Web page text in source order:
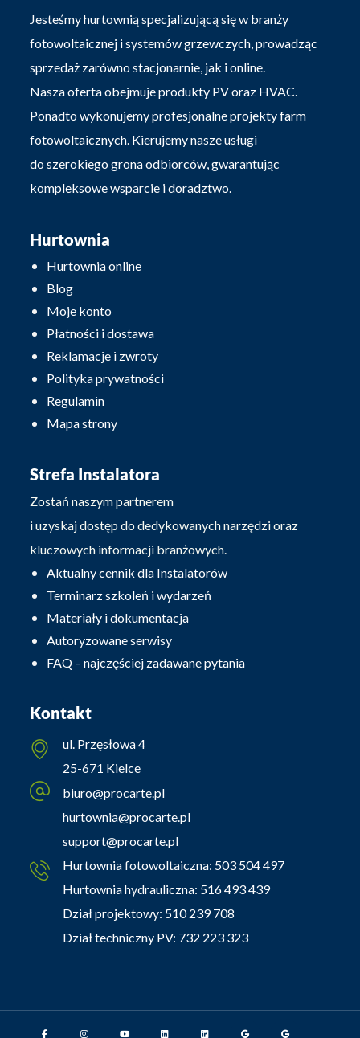
Jesteśmy hurtownią specjalizującą się w branży
fotowoltaicznej i systemów grzewczych, prowadząc
sprzedaż zarówno stacjonarnie, jak i online.
Nasza oferta obejmuje produkty PV oraz HVAC.
Ponadto wykonujemy profesjonalne projekty farm
fotowoltaicznych. Kierujemy nasze usługi
do szerokiego grona odbiorców, gwarantując
kompleksowe wsparcie i doradztwo.
Hurtownia
Hurtownia online
Blog
Moje konto
Płatności i dostawa
Reklamacje i zwroty
Polityka prywatności
Regulamin
Mapa strony
Strefa Instalatora
Zostań naszym partnerem
i uzyskaj dostęp do dedykowanych narzędzi oraz
kluczowych informacji branżowych.
Aktualny cennik dla Instalatorów
Terminarz szkoleń i wydarzeń
Materiały i dokumentacja
Autoryzowane serwisy
FAQ – najczęściej zadawane pytania
Kontakt
ul. Przęsłowa 4
25-671 Kielce
biuro@procarte.pl
hurtownia@procarte.pl
support@procarte.pl
Hurtownia fotowoltaiczna: 503 504 497
Hurtownia hydrauliczna: 516 493 439
Dział projektowy: 510 239 708
Dział techniczny PV: 732 223 323